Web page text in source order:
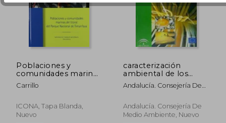
Poblaciones y
comunidades marinas
del litoral del parque
nacional deltimanfaya
Carrillo
ICONA, Tapa Blanda,
Nuevo
caracterización
ambiental de los
fondos del estuario
del guadiana :
bentónica a
gradientes físico-
Andalucía. Consejería De
De Calidad Ambiental
Andalucía. Consejería De
Medio Ambiente, Nuevo